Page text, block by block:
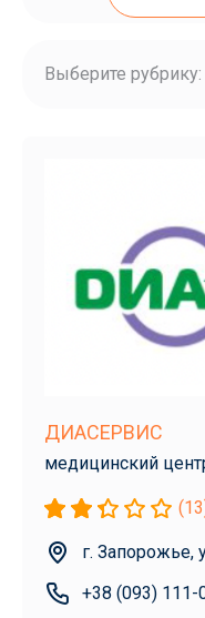
Выберите рубрику:
ДИАСЕРВИС
медицинский
г. Запорожье,
+38 (093) 111-